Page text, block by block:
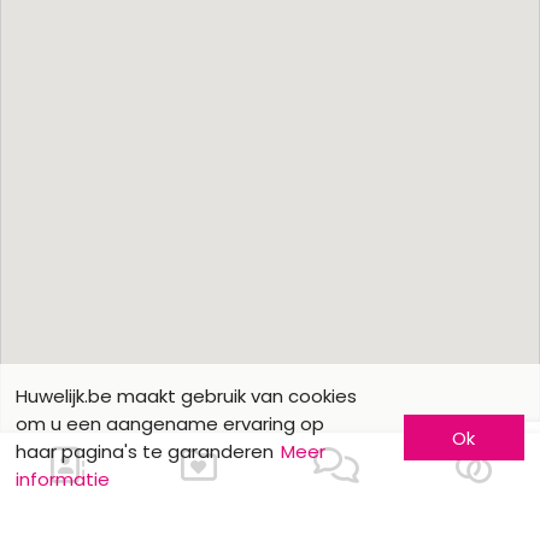
Ons contacteren
Huwelijk.be maakt gebruik van cookies
om u een aangename ervaring op
haar pagina's te garanderen Meer
informatie
Ok